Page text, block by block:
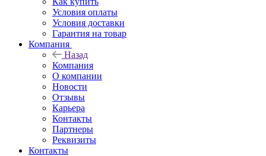
Условия оплаты
Условия доставки
Гарантия на товар
Компания
Назад
Компания
О компании
Новости
Отзывы
Карьера
Контакты
Партнеры
Реквизиты
Контакты